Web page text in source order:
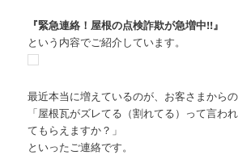
『緊急連絡！屋根の点検詐欺が急増中!!』
という内容でご紹介しています。
最近本当に増えているのが、お客さまからの
「屋根瓦がズレてる（割れてる）って言わ
てもらえますか？」
といったご連絡です。